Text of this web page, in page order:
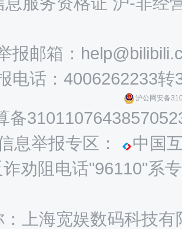
报邮箱：
电话：4006262233转
沪公网安备
备
息举报专区：
中国
劝阻电话"96110"系
：上海宽娱数码科技有